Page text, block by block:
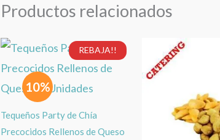
Productos relacionados
REBAJA!!
10%
Tequeños Party de Chía
Precocidos Rellenos de Queso
precio
original
era:
$ 18.99.
El
precio
actual
$ 17.09.
Tequeños
Party
de
Precocidos